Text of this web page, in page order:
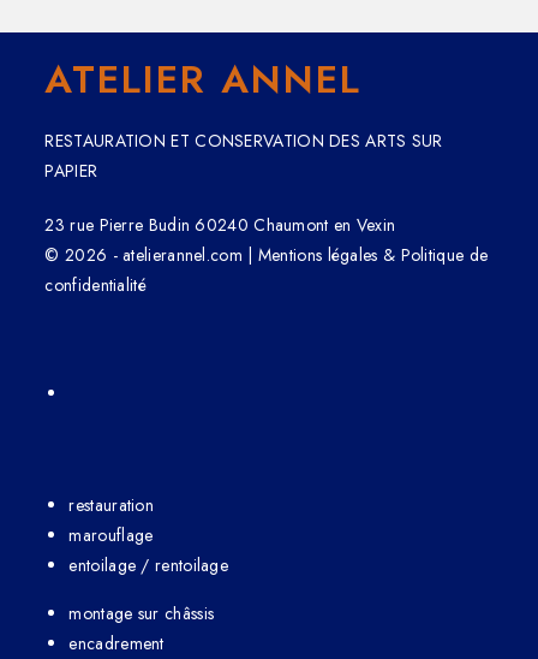
ATELIER ANNEL
RESTAURATION ET CONSERVATION DES ARTS SUR
PAPIER
23 rue Pierre Budin 60240 Chaumont en Vexin
© 2026 - atelierannel.com | Mentions légales & Politique de
confidentialité
restauration
marouflage
entoilage / rentoilage
montage sur châssis
encadrement